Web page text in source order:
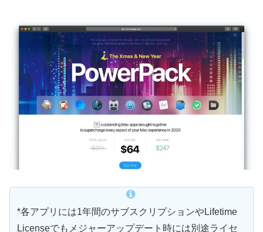
*各アプリには1年間のサブスクリプションやLifetime
Licenseでもメジャーアップデート時には別途ライセ